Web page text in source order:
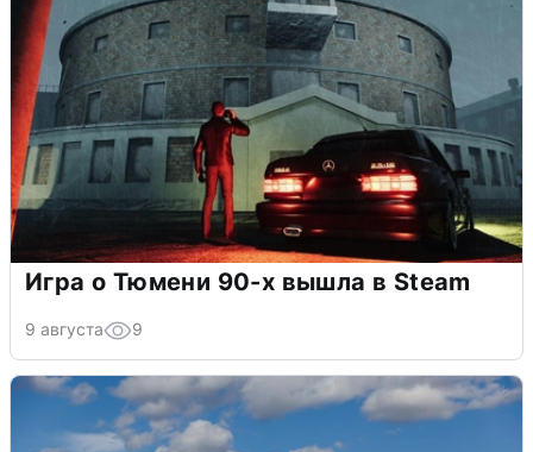
Игра о Тюмени 90-х вышла в Steam
9 августа 9